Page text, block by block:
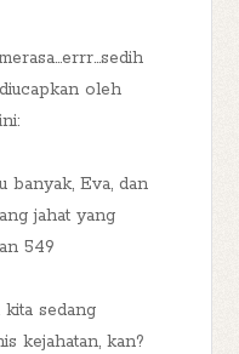
oleh
banyak, Eva, dan
jahat yang
549
sedang
kejahatan, kan?